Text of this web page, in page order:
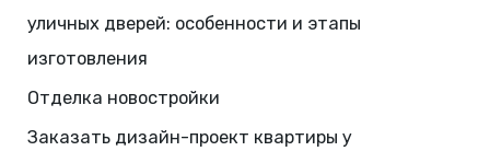
уличных дверей: особенности и этапы
изготовления
Отделка новостройки
Заказать дизайн-проект квартиры у